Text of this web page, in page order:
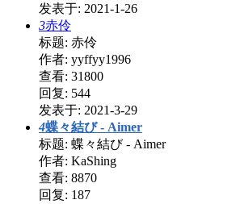
发表于: 2021-1-26
3赤伶
标题: 赤伶
作者: yyffyy1996
查看: 31800
回复: 544
发表于: 2021-3-29
4蝶々結び - Aimer
标题: 蝶々結び - Aimer
作者: KaShing
查看: 8870
回复: 187